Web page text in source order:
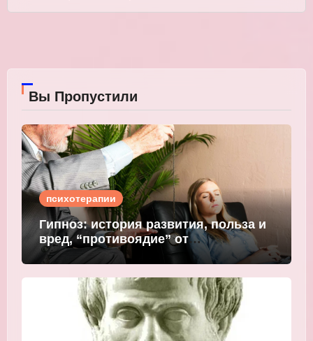
Вы Пропустили
психотерапии
Гипноз: история развития, польза и
вред, “противоядие” от
мошеннического внушения